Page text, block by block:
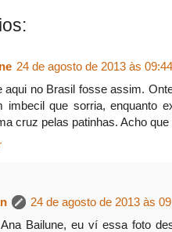
24 de agosto de 2013 às 09:44
aqui no Brasil fosse assim.
imbecil que sorria, enquanto
cruz pelas patinhas. Acho
24 de agosto de 2013 às
Ana Bailune, eu ví essa foto